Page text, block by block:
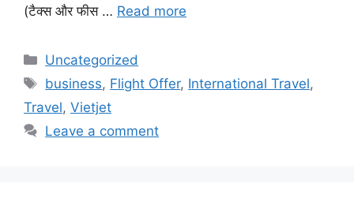
(टैक्स और फीस … Read more
Categories
Uncategorized
Tags
business, Flight Offer, International Travel,
Travel, Vietjet
Leave a comment